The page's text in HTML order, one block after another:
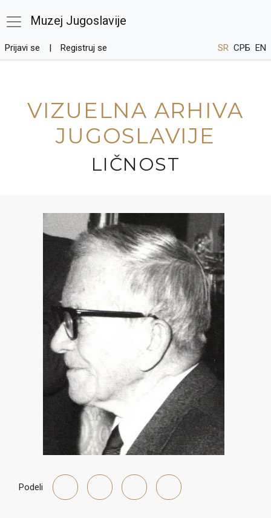
Muzej Jugoslavije
Prijavi se Registruj se SR СРБ EN
VIZUELNA ARHIVA
JUGOSLAVIJE
LIČNOST
Podeli